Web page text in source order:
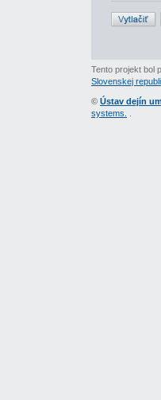
Tento projekt bol
Slovenskej
© Ústav dejín
systems.